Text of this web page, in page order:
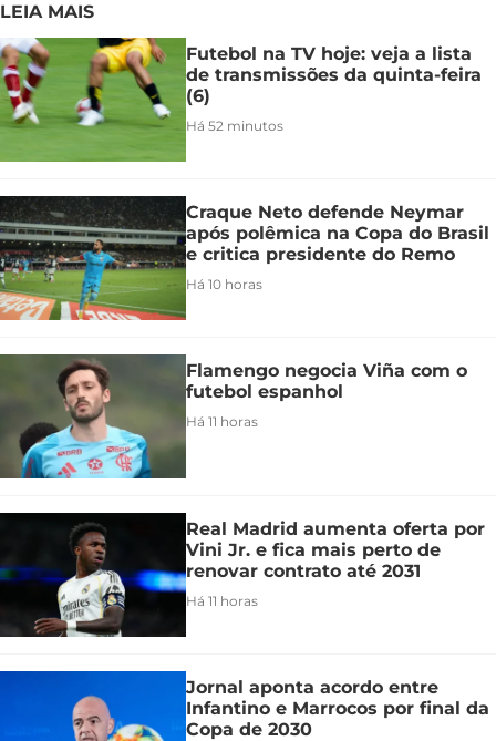
LEIA MAIS
Futebol na TV hoje: veja a lista
de transmissões da quinta-feira
(6)
Há 52 minutos
Craque Neto defende Neymar
após polêmica na Copa do Brasil
e critica presidente do Remo
Há 10 horas
Flamengo negocia Viña com o
futebol espanhol
Há 11 horas
Real Madrid aumenta oferta por
Vini Jr. e fica mais perto de
renovar contrato até 2031
Há 11 horas
Jornal aponta acordo entre
Infantino e Marrocos por final da
Copa de 2030